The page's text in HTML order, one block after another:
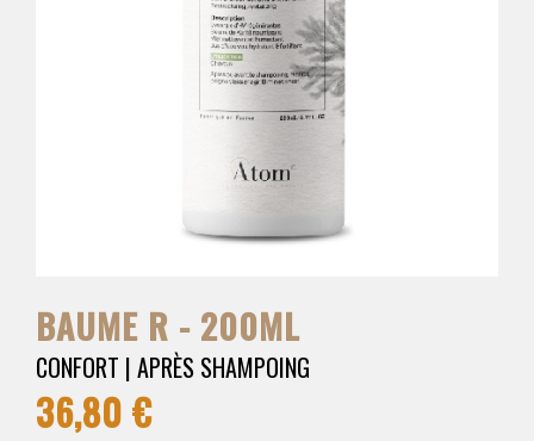
BAUME R - 200ML
CONFORT | APRÈS SHAMPOING
36,80 €